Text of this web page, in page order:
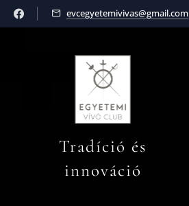
evcegyetemivivas@gmail.com
Tradíció és
innováció